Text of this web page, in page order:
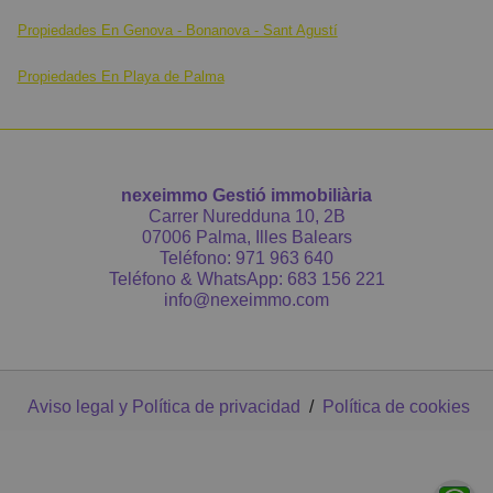
Propiedades En Genova - Bonanova - Sant Agustí
Propiedades En Playa de Palma
nexeimmo Gestió immobiliària
Carrer Nuredduna 10, 2B
07006 Palma, Illes Balears
Teléfono: 971 963 640
Teléfono & WhatsApp: 683 156 221
info@nexeimmo.com
Aviso legal y Política de privacidad / Política de cookies